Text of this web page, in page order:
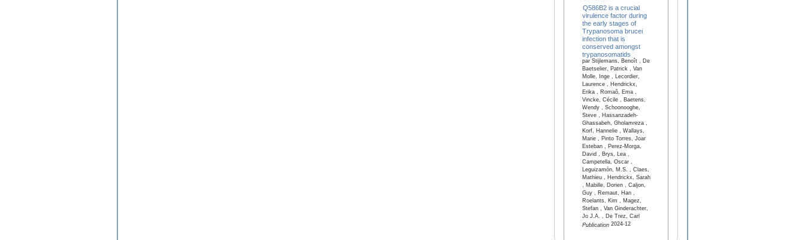
Q586B2 is a crucial
virulence factor during
the early stages of
Trypanosoma brucei
infection that is
conserved amongst
trypanosomatids
par Stijlemans, Benoît , De
Baetselier, Patrick , Van
Molle, Inge , Lecordier,
Laurence , Hendrickx,
Erika , Romaõ, Ema ,
Vincke, Cécile , Baetens,
Wendy , Schoonooghe,
Steve , Hassanzadeh-
Ghassabeh, Gholamreza ,
Korf, Hannelie , Wallays,
Marie , Pinto Torres, Joar
Esteban , Perez-Morga,
David , Brys, Lea ,
Campetella, Oscar ,
Leguizamón, M.S. , Claes,
Mathieu , Hendrickx, Sarah
, Mabille, Dorien , Caljon,
Guy , Remaut, Han ,
Roelants, Kim , Magez,
Stefan , Van Ginderachter,
Jo J.A. , De Trez, Carl
Publication2024-12